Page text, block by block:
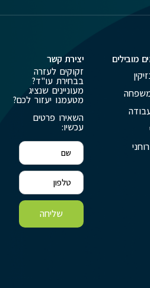
מובילים
יצירת קשר
זקוקים לעזרה
בבחירת עו"ד?
מעוניינים שנציג
מטעמנו יעזור לכם?
השאירו פרטים
עכשיו:
שליחה